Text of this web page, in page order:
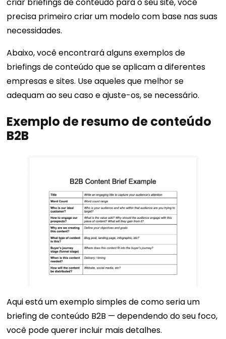
precisa primeiro criar um modelo com base nas suas
necessidades.
Abaixo, você encontrará alguns exemplos de
briefings de conteúdo que se aplicam a diferentes
empresas e sites. Use aqueles que melhor se
adequam ao seu caso e ajuste-os, se necessário.
Exemplo de resumo de conteúdo
B2B
Aqui está um exemplo simples de como seria um
briefing de conteúdo B2B — dependendo do seu foco,
você pode querer incluir mais detalhes.